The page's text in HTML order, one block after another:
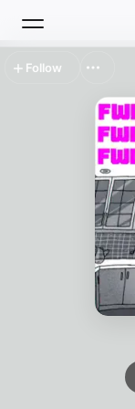
Top Charts
Follow